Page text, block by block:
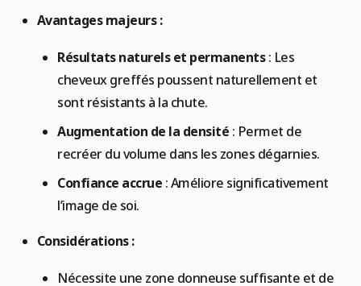
Avantages majeurs :
Résultats naturels et permanents: Les
cheveux greffés poussent naturellement et
sont résistants à la chute.
Augmentation de la densité : Permet de
recréer du volume dans les zones dégarnies.
Confiance accrue : Améliore significativement
l’image de soi.
Considérations :
Nécessite une zone donneuse suffisante et de